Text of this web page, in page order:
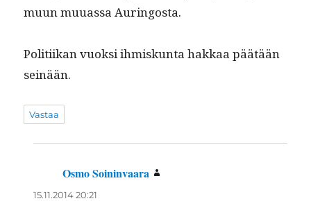
muun muuas­sa Auringosta.
Poli­ti­ikan vuok­si ihmiskun­ta hakkaa päätään
seinään.
Vastaa
Osmo Soininvaara
15.11.2014 20:21